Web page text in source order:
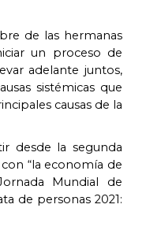
de las hermanas
un proceso de
adelante juntos,
sistémicas que
causas de la
desde la segunda
“la economía de
Mundial de
de personas 2021: